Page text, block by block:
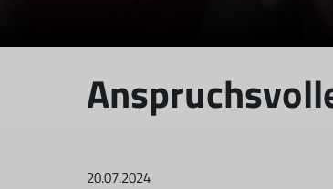
20.07.2024